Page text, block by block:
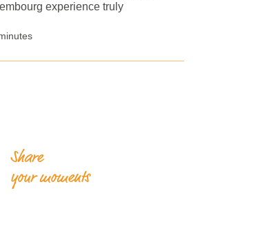
experience truly
Share
your moments